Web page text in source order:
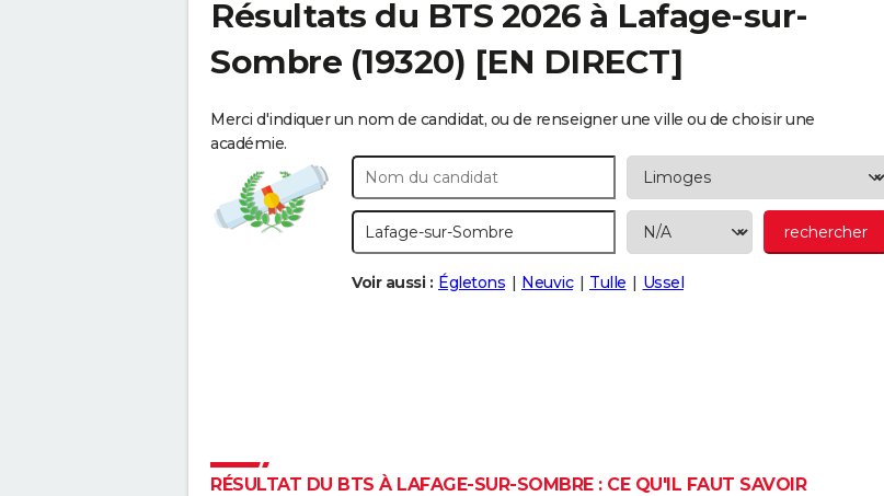
Résultats du BTS 2026 à Lafage-sur-
Sombre (19320) [EN DIRECT]
Merci d'indiquer un nom de candidat, ou de renseigner une ville ou de choisir une
académie.
Voir aussi : Égletons Neuvic Tulle Ussel
RÉSULTAT DU BTS À LAFAGE-SUR-SOMBRE : CE QU'IL FAUT SAVOIR